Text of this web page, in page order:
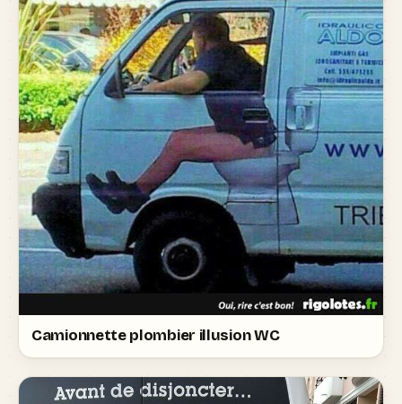
Camionnette plombier illusion WC